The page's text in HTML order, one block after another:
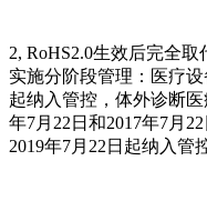
2, RoHS2.0生效后完全
实施分阶段管理：医疗
起纳入管控，体外诊断
年7月22日和2017年7月
2019年7月22日起纳入管